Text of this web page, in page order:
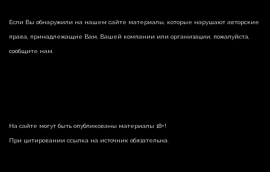
Если Вы обнаружили на нашем сайте материалы, которые нарушают авторские
права, принадлежащие Вам, Вашей компании или организации, пожалуйста,
сообщите нам.
На сайте могут быть опубликованы материалы 18+!
При цитировании ссылка на источник обязательна.